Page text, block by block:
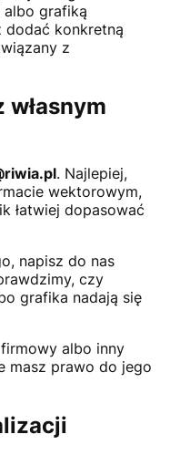
albo grafiką
dodać konkretną
z
. Najlepiej,
wektorowym,
łatwiej dopasować
napisz do nas
czy
grafika nadają się
albo inny
masz prawo do jego